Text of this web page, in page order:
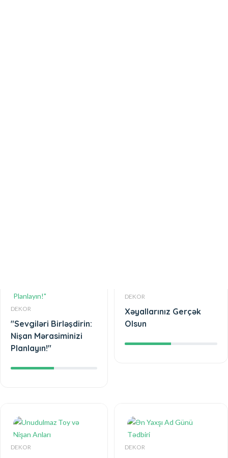
DEKOR
"Sevgiləri Birləşdirin:
Nişan Mərasiminizi
Planlayın!"
DEKOR
Xəyallarınız Gerçək
Olsun
DEKOR DEKOR